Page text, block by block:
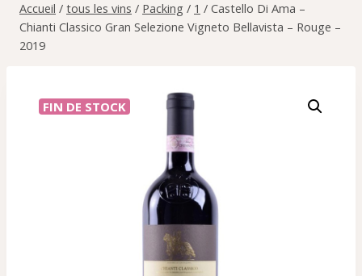
Accueil / tous les vins / Packing / 1 / Castello Di Ama –
Chianti Classico Gran Selezione Vigneto Bellavista – Rouge –
2019
FIN DE STOCK